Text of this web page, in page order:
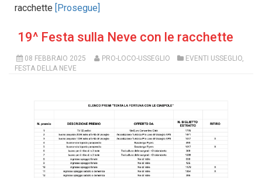
racchette [Prosegue]
19^ Festa sulla Neve con le racchette
08 FEBBRAIO 2025 PRO-LOCO-USSEGLIO EVENTI USSEGLIO,
FESTA DELLA NEVE